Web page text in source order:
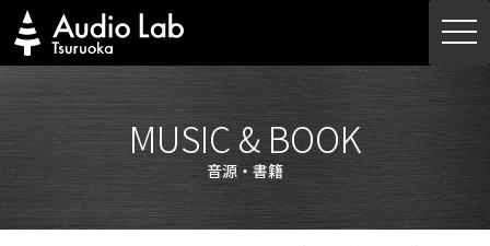
Skip
to
content
MUSIC & BOOK
音源・書籍